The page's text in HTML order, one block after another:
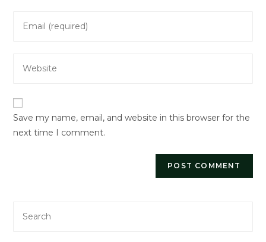
comment
your
address
your
URL
(optional)
Save my name, email, and website in this browser for the
next time I comment.